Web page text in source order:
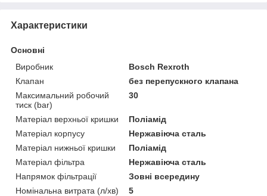
Характеристики
Основні
Виробник
Bosch Rexroth
Клапан
без перепускного клапана
Максимальний робочий
тиск (bar)
30
Матеріал верхньої кришки
Поліамід
Матеріал корпусу
Нержавіюча сталь
Матеріал нижньої кришки
Поліамід
Матеріал фільтра
Нержавіюча сталь
Напрямок фільтрації
Зовні всередину
Номінальна витрата (л/хв)
5